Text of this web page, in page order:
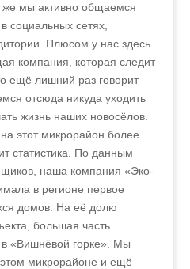
же мы активно общаемся
социальных сетях,
Плюсом у нас здесь
компания, которая следит
ещё лишний раз говорит
отсюда никуда уходить
жизнь наших новосёлов.
этот микрорайон более
статистика. По данным
наша компания «Эко-
в регионе первое
домов. На её долю
большая часть
«Вишнёвой горке». Мы
микрорайоне и ещё